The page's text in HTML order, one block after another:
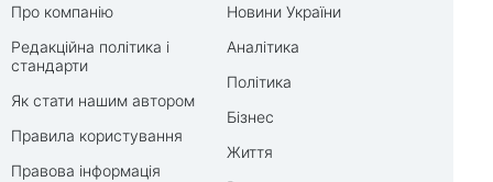
Про компанію
Редакційна політика і
стандарти
Як стати нашим автором
Правила користування
Правова інформація
Новини України
Аналітика
Політика
Бізнес
Життя